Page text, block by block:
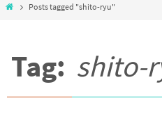
HomePosts tagged "shito-ryu"
Tag: shito-